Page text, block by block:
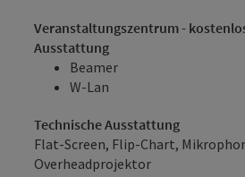
Veranstaltungszentrum -
Ausstattung
Beamer
W-Lan
Technische Ausstattung
Flat-Screen, Flip-Chart,
Overheadprojektor